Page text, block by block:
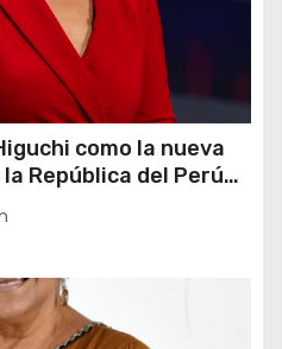
como la nueva
República del Perú
2026-2031